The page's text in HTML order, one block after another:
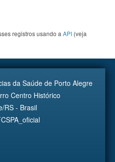
registros usando a API (veja
da Saúde de Porto Alegre
Centro Histórico
RS - Brasil